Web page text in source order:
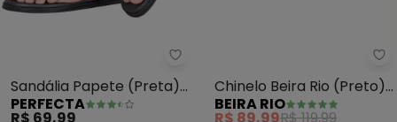
Perfecta - Sandália Papete
Sandália Papete (Preta)
com Detalhe em Strass
PERFECTA
Chinelo Beira Rio (Preto)
em Sintético
BEIRA RIO
R$ 89,99R$ 119,99